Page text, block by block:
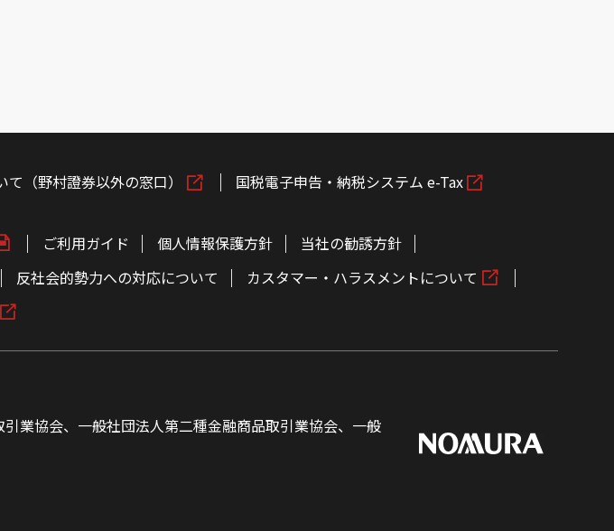
（野村證券以外の窓口） 国税電子申告・納税システム e-Tax
ご利用ガイド 個人情報保護方針
当社の勧誘方針
反社会的勢力への対応について
カスタマー・ハラスメントについて
業協会、一般社団法人第二種金融商品取引業協会、一般